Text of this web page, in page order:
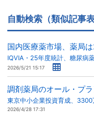
自動検索（類似記事表
国内医療薬市場、薬局
IQVIA・25年度統計、糖尿病
2026/5/21 15:17
調剤薬局のオール・プ
東京中小企業投資育成、3300
2026/4/28 17:31